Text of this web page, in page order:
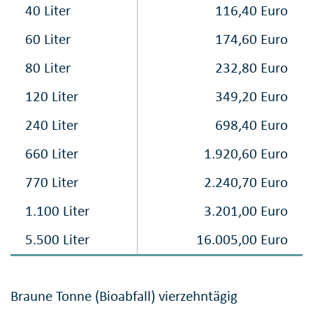
40 Liter
116,40 Euro
60 Liter
174,60 Euro
80 Liter
232,80 Euro
120 Liter
349,20 Euro
240 Liter
698,40 Euro
660 Liter
1.920,60 Euro
770 Liter
2.240,70 Euro
1.100 Liter
3.201,00 Euro
5.500 Liter
16.005,00 Euro
Braune Tonne (Bioabfall) vierzehntägig